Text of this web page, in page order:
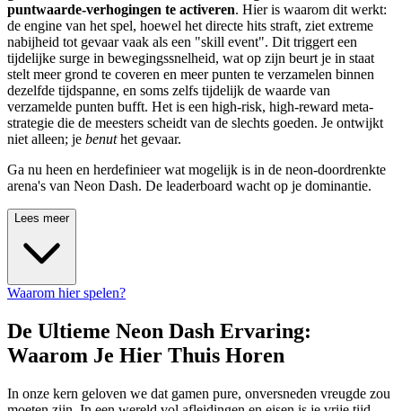
puntwaarde-verhogingen te activeren. Hier is waarom dit werkt:
de engine van het spel, hoewel het directe hits straft, ziet extreme
nabijheid tot gevaar vaak als een "skill event". Dit triggert een
tijdelijke surge in bewegingssnelheid, wat op zijn beurt je in staat
stelt meer grond te coveren en meer punten te verzamelen binnen
dezelfde tijdspanne, en soms zelfs tijdelijk de waarde van
verzamelde punten bufft. Het is een high-risk, high-reward meta-
strategie die de meesters scheidt van de slechts goeden. Je ontwijkt
niet alleen; je benuthet gevaar.
Ga nu heen en herdefinieer wat mogelijk is in de neon-doordrenkte
arena's van Neon Dash. De leaderboard wacht op je dominantie.
Lees meer
Waarom hier spelen?
De Ultieme Neon Dash Ervaring:
Waarom Je Hier Thuis Horen
In onze kern geloven we dat gamen pure, onversneden vreugde zou